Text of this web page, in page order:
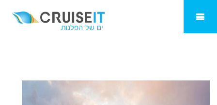
קרניבל קרוז